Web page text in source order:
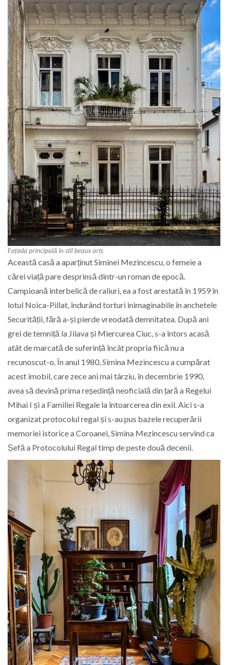
Fațada principală în stil beaux arts
Această casă a aparținut Siminei Mezincescu, o femeie a
cărei viață pare desprinsă dintr-un roman de epocă.
Campioană interbelică de raliuri, ea a fost arestată în 1959 în
lotul Noica-Pillat, îndurând torturi inimaginabile în anchetele
Securității, fără a-și pierde vreodată demnitatea. După ani
grei de temniță la Jilava și Miercurea Ciuc, s-a întors acasă
atât de marcată de suferință încât propria fiică nu a
recunoscut-o. În anul 1980, Simina Mezincescu a cumpărat
acest imobil, care zece ani mai târziu, în decembrie 1990,
avea să devină prima reședință neoficială din țară a Regelui
Mihai I și a Familiei Regale la întoarcerea din exil. Aici s-a
organizat protocolul regal și s-au pus bazele recuperării
memoriei istorice a Coroanei, Simina Mezincescu servind ca
Șefă a Protocolului Regal timp de peste două decenii.